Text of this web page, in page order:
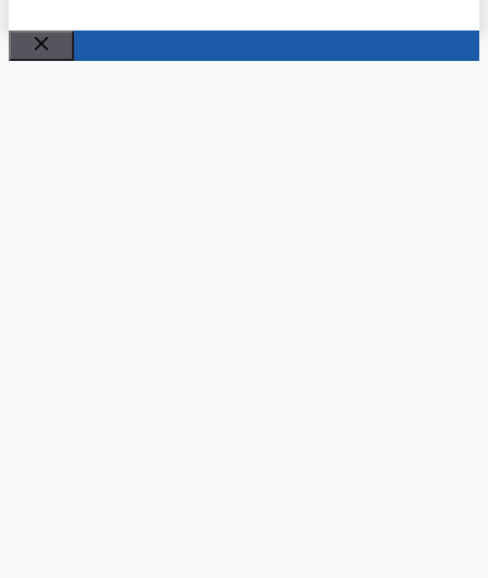
Schließen